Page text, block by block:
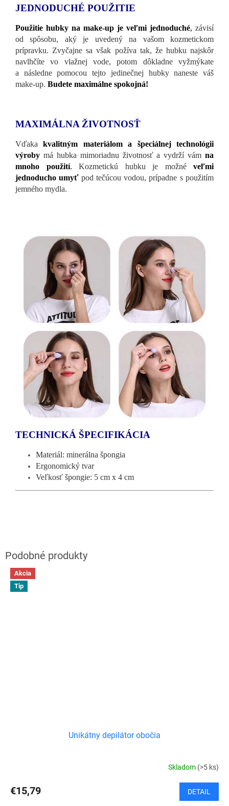
JEDNODUCHÉ POUŽITIE
Použitie hubky na make-up je veľmi jednoduché, závisí
od spôsobu, aký je uvedený na vašom kozmetickom
prípravku. Zvyčajne sa však požíva tak, že hubku najskôr
navlhčíte vo vlažnej vode, potom dôkladne vyžmýkate
a následne pomocou tejto jedinečnej hubky naneste váš
make-up. Budete maximálne spokojná!
MAXIMÁLNA ŽIVOTNOSŤ
Vďakakvalitným materiálom a špeciálnej technológii
výroby má hubka mimoriadnu životnosť a vydrží vám na
mnoho použití. Kozmetickú hubku je možné veľmi
jednoducho umyťpod tečúcou vodou, prípadne s použitím
jemného mydla.
TECHNICKÁ ŠPECIFIKÁCIA
Materiál: minerálna špongia
Ergonomický tvar
Veľkosť špongie: 5 cm x 4 cm
Akcia
Tip
Unikátny depilátor obočia
Skladom (>5 ks)
€15,79 DETAIL